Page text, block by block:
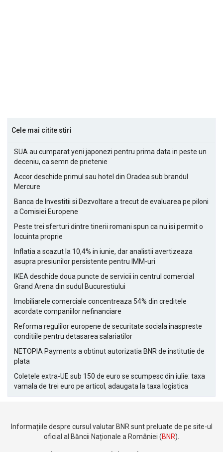
Cele mai citite stiri
SUA au cumparat yeni japonezi pentru prima data in peste un
deceniu, ca semn de prietenie
Accor deschide primul sau hotel din Oradea sub brandul
Mercure
Banca de Investitii si Dezvoltare a trecut de evaluarea pe piloni
a Comisiei Europene
Peste trei sferturi dintre tinerii romani spun ca nu isi permit o
locuinta proprie
Inflatia a scazut la 10,4% in iunie, dar analistii avertizeaza
asupra presiunilor persistente pentru IMM-uri
IKEA deschide doua puncte de servicii in centrul comercial
Grand Arena din sudul Bucurestiului
Imobiliarele comerciale concentreaza 54% din creditele
acordate companiilor nefinanciare
Reforma regulilor europene de securitate sociala inaspreste
conditiile pentru detasarea salariatilor
NETOPIA Payments a obtinut autorizatia BNR de institutie de
plata
Coletele extra-UE sub 150 de euro se scumpesc din iulie: taxa
vamala de trei euro pe articol, adaugata la taxa logistica
Informațiile despre cursul valutar BNR sunt preluate de pe site-ul
oficial al Băncii Naționale a României (BNR).